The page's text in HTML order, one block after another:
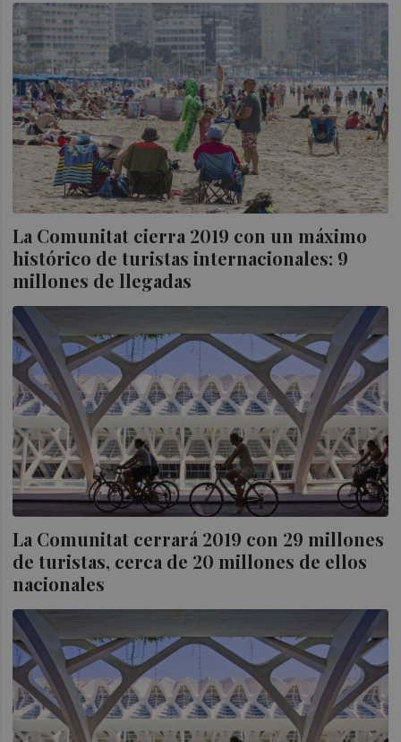
La Comunitat cierra 2019 con un máximo
histórico de turistas internacionales: 9
millones de llegadas
La Comunitat cerrará 2019 con 29 millones
de turistas, cerca de 20 millones de ellos
nacionales